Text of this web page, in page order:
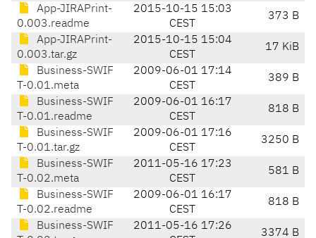
App-JIRAPrint-
0.003.readme
2015-10-15 15:03
CEST
373 B
App-JIRAPrint-
0.003.tar.gz
2015-10-15 15:04
CEST
17 KiB
Business-SWIF
T-0.01.meta
2009-06-01 17:14
CEST
389 B
Business-SWIF
T-0.01.readme
2009-06-01 16:17
CEST
818 B
Business-SWIF
T-0.01.tar.gz
2009-06-01 17:16
CEST
3250 B
Business-SWIF
T-0.02.meta
2011-05-16 17:23
CEST
581 B
Business-SWIF
T-0.02.readme
2009-06-01 16:17
CEST
818 B
Business-SWIF
2011-05-16 17:26
3374 B